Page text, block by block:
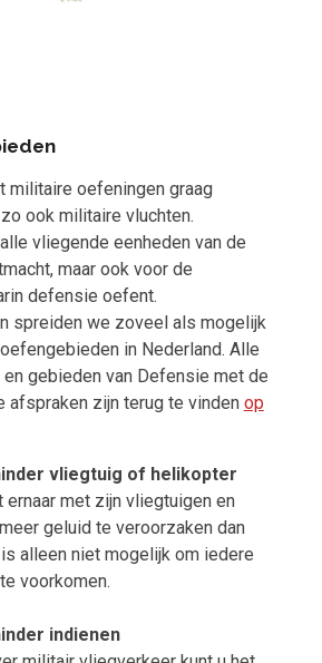
militaire oefeningen graag
ook militaire vluchten.
vliegende eenheden van de
maar ook voor de
defensie oefent.
spreiden we zoveel als mogelijk
in Nederland. Alle
gebieden van Defensie met de
afspraken zijn terug te vinden op
vliegtuig of helikopter
met zijn vliegtuigen en
geluid te veroorzaken dan
alleen niet mogelijk om iedere
voorkomen.
indienen